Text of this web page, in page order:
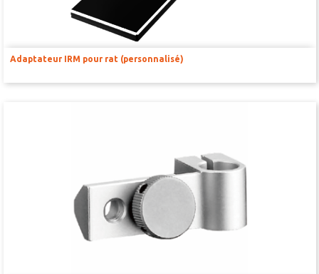
Adaptateur IRM pour rat (personnalisé)